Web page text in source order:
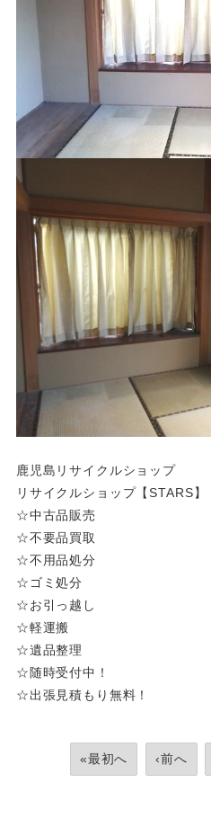
鹿児島リサイクルショップ
リサイクルショップ【STARS】
☆中古品販売
☆不要品買取
☆不用品処分
☆ゴミ処分
☆お引っ越し
☆軽運搬
☆遺品整理
☆随時受付中！
☆出張見積もり無料！
«最初へ ‹前へ